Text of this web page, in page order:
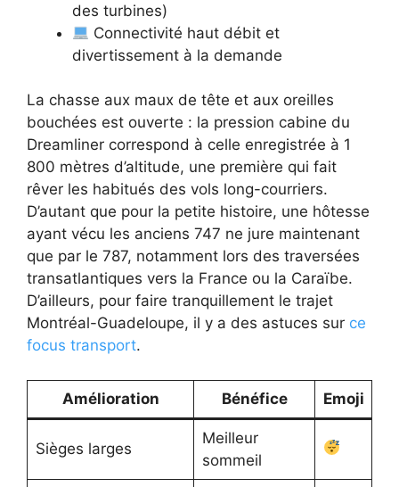
des turbines)
Connectivité haut débit et
divertissement à la demande
La chasse aux maux de tête et aux oreilles
bouchées est ouverte : la pression cabine du
Dreamliner correspond à celle enregistrée à 1
800 mètres d’altitude, une première qui fait
rêver les habitués des vols long-courriers.
D’autant que pour la petite histoire, une hôtesse
ayant vécu les anciens 747 ne jure maintenant
que par le 787, notamment lors des traversées
transatlantiques vers la France ou la Caraïbe.
D’ailleurs, pour faire tranquillement le trajet
Montréal-Guadeloupe, il y a des astuces sur ce
focus transport.
Amélioration Bénéfice Emoji
Sièges larges
Meilleur
sommeil